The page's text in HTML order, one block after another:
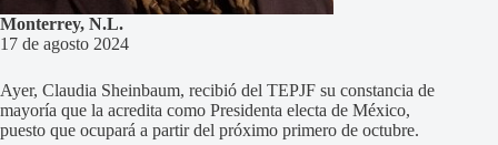
Monterrey, N.L.
17 de agosto 2024
Ayer, Claudia Sheinbaum, recibió del TEPJF su constancia de
mayoría que la acredita como Presidenta electa de México,
puesto que ocupará a partir del próximo primero de octubre.